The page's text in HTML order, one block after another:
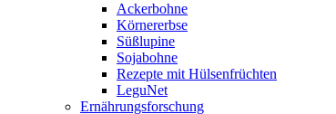
Ackerbohne
Körnererbse
Süßlupine
Sojabohne
Rezepte mit Hülsenfrüchten
LeguNet
Ernährungsforschung